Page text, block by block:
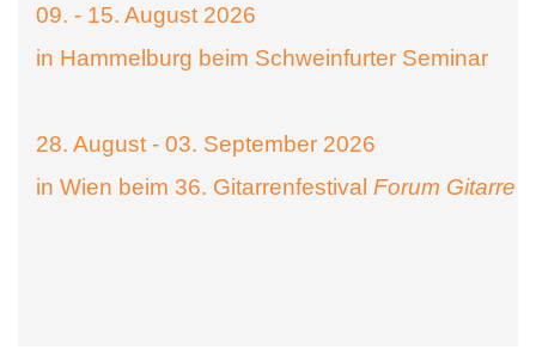
09. - 15. August 2026
in Hammelburg beim Schweinfurter Seminar
28. August - 03. September 2026
in Wien beim 36. Gitarrenfestival Forum Gitarre